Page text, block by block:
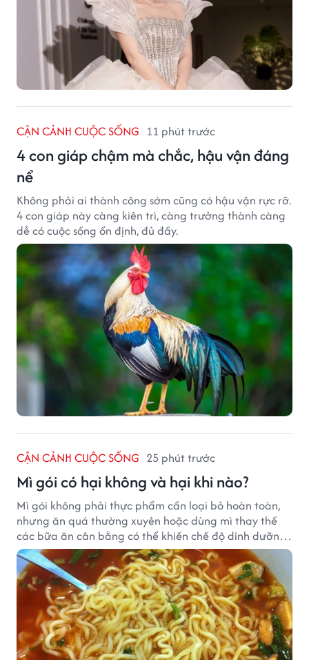
CẬN CẢNH CUỘC SỐNG 11 phút trước
4 con giáp chậm mà chắc, hậu vận đáng
nể
Không phải ai thành công sớm cũng có hậu vận rực rỡ.
4 con giáp này càng kiên trì, càng trưởng thành càng
dễ có cuộc sống ổn định, đủ đầy.
CẬN CẢNH CUỘC SỐNG 25 phút trước
Mì gói có hại không và hại khi nào?
Mì gói không phải thực phẩm cần loại bỏ hoàn toàn,
nhưng ăn quá thường xuyên hoặc dùng mì thay thế
các bữa ăn cân bằng có thể khiến chế độ dinh dưỡng
mất cân đối.